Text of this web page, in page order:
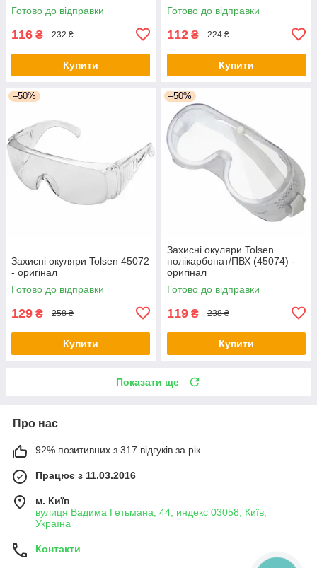
Готово до відправки
116 ₴ 232 ₴
Купити
Готово до відправки
112 ₴ 224 ₴
Купити
–50%
Захисні окуляри Tolsen 45072
- оригінал
Готово до відправки
129 ₴ 258 ₴
Купити
–50%
Захисні окуляри Tolsen
полікарбонат/ПВХ (45074) -
оригінал
Готово до відправки
119 ₴ 238 ₴
Купити
Показати ще
Про нас
92% позитивних з 317 відгуків за рік
Працює з 11.03.2016
м. Київ
вулиця Вадима Гетьмана, 44, индекс 03058, Київ,
Україна
Контакти